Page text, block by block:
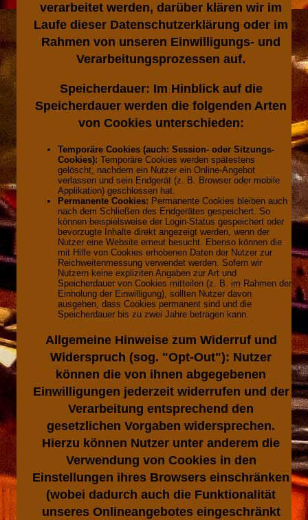
verarbeitet werden, darüber klären wir im
Laufe dieser Datenschutzerklärung oder im
Rahmen von unseren Einwilligungs- und
Verarbeitungsprozessen auf.
Speicherdauer: Im Hinblick auf die
Speicherdauer werden die folgenden Arten
von Cookies unterschieden:
Temporäre Cookies (auch: Session- oder Sitzungs-
Cookies): Temporäre Cookies werden spätestens
gelöscht, nachdem ein Nutzer ein Online-Angebot
verlassen und sein Endgerät (z. B. Browser oder mobile
Applikation) geschlossen hat.
Permanente Cookies: Permanente Cookies bleiben auch
nach dem Schließen des Endgerätes gespeichert. So
können beispielsweise der Login-Status gespeichert oder
bevorzugte Inhalte direkt angezeigt werden, wenn der
Nutzer eine Website erneut besucht. Ebenso können die
mit Hilfe von Cookies erhobenen Daten der Nutzer zur
Reichweitenmessung verwendet werden. Sofern wir
Nutzern keine expliziten Angaben zur Art und
Speicherdauer von Cookies mitteilen (z. B. im Rahmen der
Einholung der Einwilligung), sollten Nutzer davon
ausgehen, dass Cookies permanent sind und die
Speicherdauer bis zu zwei Jahre betragen kann.
Allgemeine Hinweise zum Widerruf und
Widerspruch (sog. "Opt-Out"): Nutzer
können die von ihnen abgegebenen
Einwilligungen jederzeit widerrufen und der
Verarbeitung entsprechend den
gesetzlichen Vorgaben widersprechen.
Hierzu können Nutzer unter anderem die
Verwendung von Cookies in den
Einstellungen ihres Browsers einschränken
(wobei dadurch auch die Funktionalität
unseres Onlineangebotes eingeschränkt